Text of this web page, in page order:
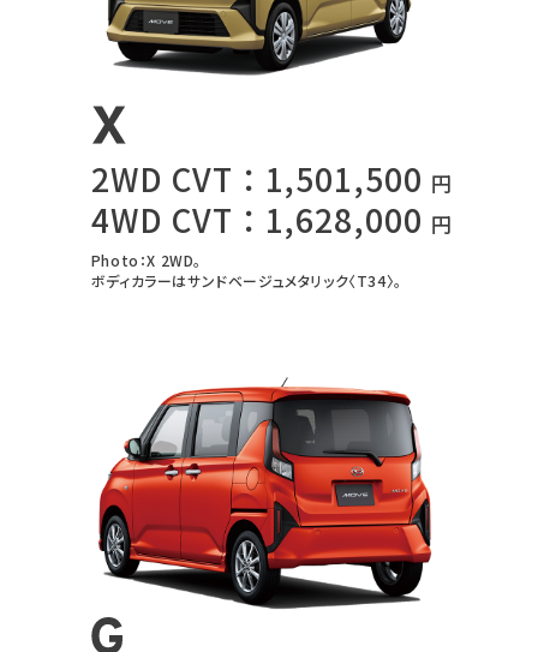
2WD CVT：1,501,500 円
4WD CVT：1,628,000 円
Photo：X 2WD。
ボディカラーはサンドベージュメタリック〈T34〉。